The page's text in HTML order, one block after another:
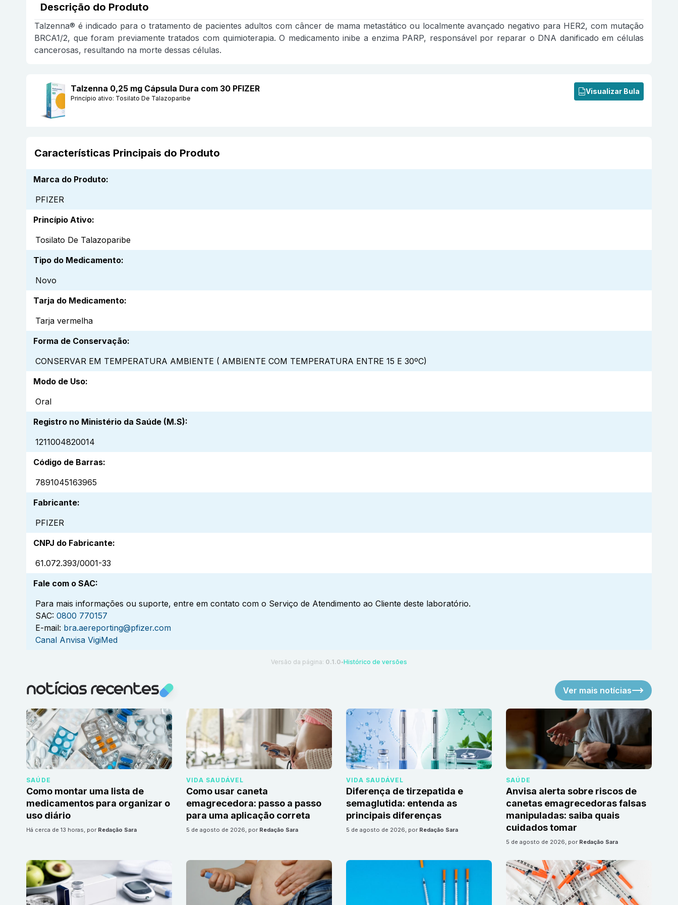
Descrição do Produto
Talzenna® é indicado para o tratamento de pacientes adultos com câncer de mama metastático ou localmente avançado negativo para HER2, com mutação
BRCA1/2, que foram previamente tratados com quimioterapia. O medicamento inibe a enzima PARP, responsável por reparar o DNA danificado em células
cancerosas, resultando na morte dessas células.
Talzenna 0,25 mg Cápsula Dura com 30 PFIZER
Princípio ativo: Tosilato De Talazoparibe
Visualizar Bula
Características Principais do Produto
Marca do Produto:
PFIZER
Princípio Ativo:
Tosilato De Talazoparibe
Tipo do Medicamento:
Novo
Tarja do Medicamento:
Tarja vermelha
Forma de Conservação:
CONSERVAR EM TEMPERATURA AMBIENTE ( AMBIENTE COM TEMPERATURA ENTRE 15 E 30ºC)
Modo de Uso:
Oral
Registro no Ministério da Saúde (M.S):
1211004820014
Código de Barras:
7891045163965
Fabricante:
PFIZER
CNPJ do Fabricante:
61.072.393/0001-33
Fale com o SAC:
Para mais informações ou suporte, entre em contato com o Serviço de Atendimento ao Cliente deste laboratório.
SAC: 0800 770157
E-mail: bra.aereporting@pfizer.com
Canal Anvisa VigiMed
Versão da página: 0.1.0 ●Histórico de versões
notícias recentes Ver mais notícias
SAÚDE
Como montar uma lista de
medicamentos para organizar o
uso diário
há cerca de 13 horas, por Redação Sara
VIDA SAUDÁVEL
Como usar caneta
emagrecedora: passo a passo
para uma aplicação correta
5 de agosto de 2026, por Redação Sara
VIDA SAUDÁVEL
Diferença de tirzepatida e
semaglutida: entenda as
principais diferenças
5 de agosto de 2026, por Redação Sara
SAÚDE
Anvisa alerta sobre riscos de
canetas emagrecedoras falsas
manipuladas: saiba quais
cuidados tomar
5 de agosto de 2026, por Redação Sara